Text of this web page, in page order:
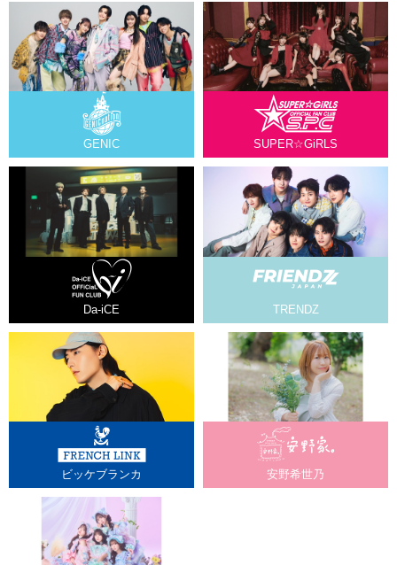
GENIC SUPER☆GiRLS
Da-iCE TRENDZ
ビッケブランカ 安野希世乃